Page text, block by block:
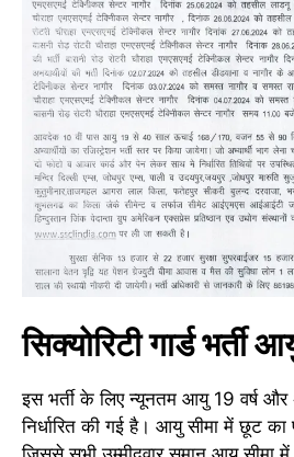
सिक्योरिटी गार्ड भर्ती
इस भर्ती के लिए न्यूनतम आयु 19 वर्ष
निर्धारित की गई है। आयु सीमा में छूट का